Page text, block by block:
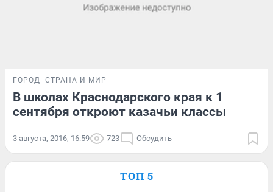
ГОРОД СТРАНА И МИР
В школах Краcнодарского края к 1
сентября откроют казачьи классы
3 августа, 2016, 16:59 723 Обсудить
ТОП 5